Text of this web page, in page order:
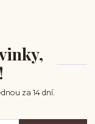
za 14 dní.